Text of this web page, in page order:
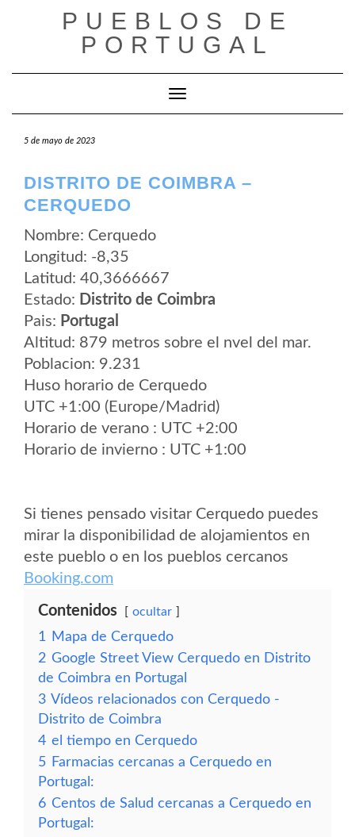
PUEBLOS DE
PORTUGAL
Cambiar modo de navegación
5 de mayo de 2023
DISTRITO DE COIMBRA –
CERQUEDO
Nombre: Cerquedo
Longitud: -8,35
Latitud: 40,3666667
Estado: Distrito de Coimbra
Pais: Portugal
Altitud: 879 metros sobre el nvel del mar.
Poblacion: 9.231
Huso horario de Cerquedo
UTC +1:00 (Europe/Madrid)
Horario de verano : UTC +2:00
Horario de invierno : UTC +1:00
Si tienes pensado visitar Cerquedo puedes
mirar la disponibilidad de alojamientos en
este pueblo o en los pueblos cercanos
Booking.com
Contenidos ocultar
1
Mapa de Cerquedo
2 Google Street View Cerquedo en Distrito
de Coimbra en Portugal
3 Vídeos relacionados con Cerquedo -
Distrito de Coimbra
4 el tiempo en Cerquedo
5 Farmacias cercanas a Cerquedo en
Portugal:
6 Centos de Salud cercanas a Cerquedo en
Portugal: